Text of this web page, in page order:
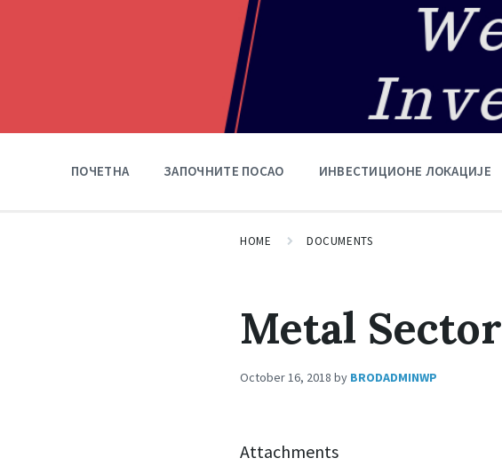
ПОЧЕТНА ЗАПОЧНИТЕ ПОСАО ИНВЕСТИЦИОНЕ ЛОКАЦИЈЕ
HOME DOCUMENTS
Metal Sector
October 16, 2018 by BRODADMINWP
Attachments